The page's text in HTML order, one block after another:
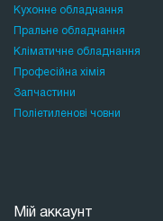
Кухонне обладнання
Пральне обладнання
Кліматичне обладнання
Професійна хімія
Запчастини
Поліетиленові човни
Мій аккаунт